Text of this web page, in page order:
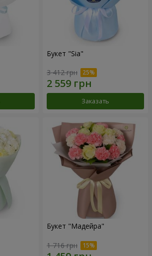
Букет "Sia"
3 412 грн
Заказать
Букет "Мадейра"
1 716 грн